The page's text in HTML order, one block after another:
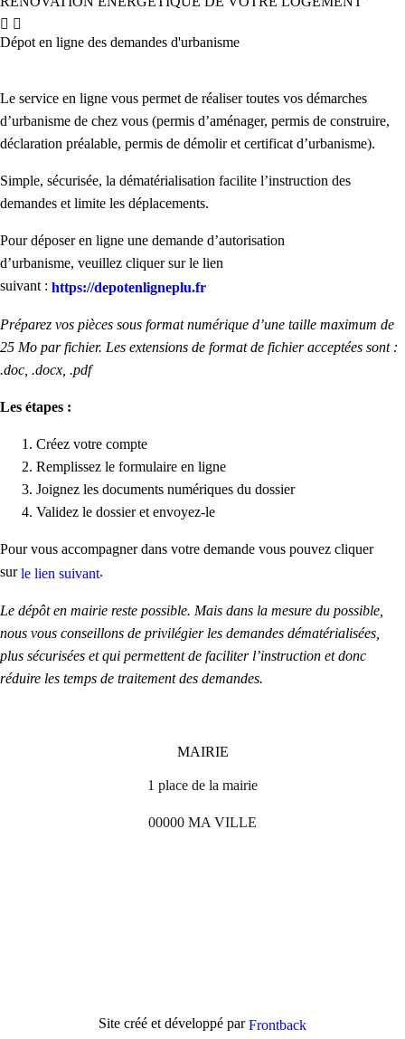
Dépot en ligne des demandes d'urbanisme
Le service en ligne vous permet de réaliser toutes vos démarches
d’urbanisme de chez vous (permis d’aménager, permis de construire,
déclaration préalable, permis de démolir et certificat d’urbanisme).
Simple, sécurisée, la dématérialisation facilite l’instruction des
demandes et limite les déplacements.
Pour déposer en ligne une demande d’autorisation
d’urbanisme, veuillez cliquer sur le lien
suivant : https://depotenligneplu.fr
Préparez vos pièces sous format numérique d’une taille maximum de
25 Mo par fichier. Les extensions de format de fichier acceptées sont :
.doc, .docx, .pdf
Les étapes :
Créez votre compte
Remplissez le formulaire en ligne
Joignez les documents numériques du dossier
Validez le dossier et envoyez-le
Pour vous accompagner dans votre demande vous pouvez cliquer
surle lien suivant.
Le dépôt en mairie reste possible. Mais dans la mesure du possible,
nous vous conseillons de privilégier les demandes dématérialisées,
plus sécurisées et qui permettent de faciliter l’instruction et donc
réduire les temps de traitement des demandes.
MAIRIE
1 place de la mairie
00000 MA VILLE
Site créé et développé parFrontback